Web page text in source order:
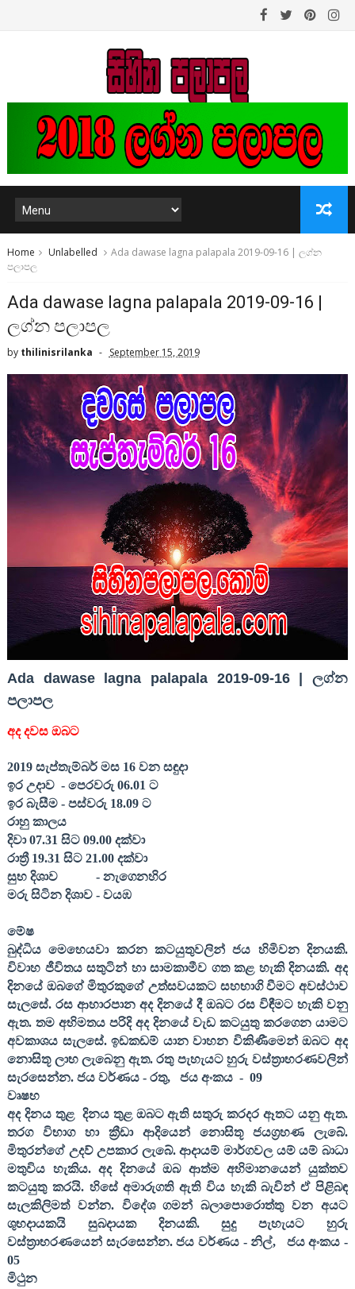
Home Unlabelled
Ada dawase lagna palapala 2019-09-16 | ලග්න
පලාපල
Ada dawase lagna palapala 2019-09-16 |
ලග්න පලාපල
by thilinisrilanka September 15, 2019
Ada dawase lagna palapala 2019-09-16 | ලග්න
පලාපල
අද දවස ඔබට
2019සැප්තැම්බර් මස 16වන සඳුදා
ඉර උදාව - පෙරවරු 06.01 ට
ඉර බැසීම - පස්වරු 18.09ට
රාහු කාලය
දිවා07.31 සිට 09.00දක්වා
රාත්‍රී 19.31 සිට 21.00දක්වා
සුභ දිශාව
- නැගෙනහිර
මරු සිටින දිශාව - වයඹ
මේෂ
බුද්ධිය මෙහෙයවා කරන කටයුතුවලින් ජය හිමිවන දිනයකි.
විවාහ ජීවිතය සතුටින් හා සාමකාමීව ගත කළ හැකි දිනයකි. අද
දිනයේ ඔබගේ මිතුරකුගේ උත්සවයකට සහභාගි වීමට අවස්ථාව
සැලසේ. රස ආහාරපාන අද දිනයේ දී ඔබට රස විඳීමට හැකි වනු
ඇත. තම අභිමතය පරිදි අද දිනයේ වැඩ කටයුතු කරගෙන යාමට
අවකාශය සැලසේ. ඉඩකඩම් යාන වාහන විකිණීමෙන් ඔබට අද
නොසිතූ ලාභ ලැබෙනු ඇත. රතු පැහැයට හුරු වස්ත්‍රාභරණවලින්
සැරසෙන්න. ජය වර්ණය - රතු, ජය අංකය - 09
වෘෂභ
අද දිනය තුළ දිනය තුළ ඔබට ඇති සතුරු කරදර ඈතට යනු ඇත.
තරග විභාග හා ක්‍රීඩා ආදියෙන් නොසිතූ ජයග්‍රහණ ලැබේ.
මිතුරන්ගේ උදව් උපකාර ලැබේ. ආදායම් මාර්ගවල යම් යම් බාධා
මතුවිය හැකිය. අද දිනයේ ඔබ ආත්ම අභිමානයෙන් යුක්තව
කටයුතු කරයි. හිසේ අමාරුගති ඇති විය හැකි බැවින් ඒ පිළිබඳ
සැලකිලිමත් වන්න. විදේශ ගමන් බලාපොරොත්තු වන අයට
ශුභදායකයි සුබදායක දිනයකි. සුදු පැහැයට හුරු
වස්ත්‍රාභරණයෙන් සැරසෙන්න. ජය වර්ණය - නිල්,
ජය අංකය -
05
මිථුන